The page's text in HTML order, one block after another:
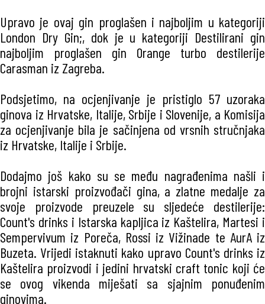
Upravo je ovaj gin proglašen i najboljim u kategoriji
London Dry Gin;, dok je u kategoriji Destilirani gin
najboljim proglašen gin Orange turbo destilerije
Carasman iz Zagreba.
Podsjetimo, na ocjenjivanje je pristiglo 57 uzoraka
ginova iz Hrvatske, Italije, Srbije i Slovenije, a Komisija
za ocjenjivanje bila je sačinjena od vrsnih stručnjaka
iz Hrvatske, Italije i Srbije.
Dodajmo još kako su se među nagrađenima našli i
brojni istarski proizvođači gina, a zlatne medalje za
svoje proizvode preuzele su sljedeće destilerije:
Count's drinks i Istarska kapljica iz Kaštelira, Martesi i
Sempervivum iz Poreča, Rossi iz Vižinade te AurA iz
Buzeta. Vrijedi istaknuti kako upravo Count's drinks iz
Kaštelira proizvodi i jedini hrvatski craft tonic koji će
se ovog vikenda miješati sa sjajnim ponuđenim
ginovima.